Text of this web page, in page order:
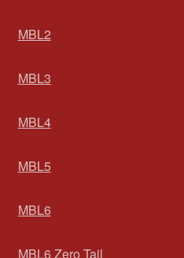
MBL2
MBL3
MBL4
MBL5
MBL6
MBL6 Zero Tail